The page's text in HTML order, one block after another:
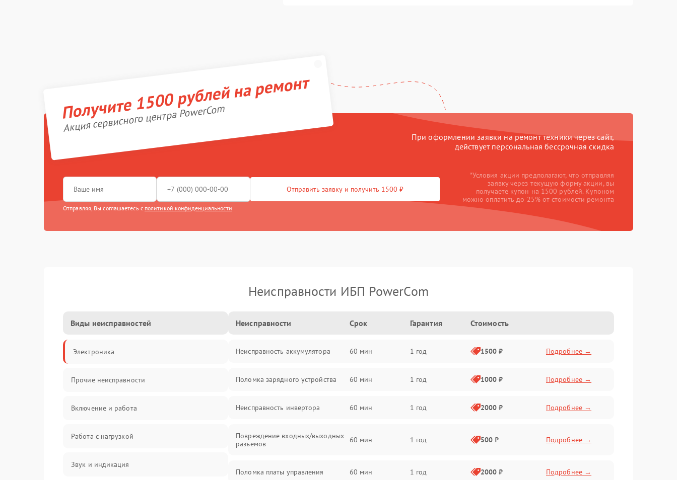
Получите 1500 рублей на ремонт
Акция сервисного центра PowerCom
При оформлении заявки на ремонт техники через сайт,
действует персональная бессрочная скидка
Отправить заявку и получить 1500 ₽
Отправляя, Вы соглашаетесь с политикой конфиденциальности
*Условия акции предполагают, что отправляя
заявку через текущую форму акции, вы
получаете купон на 1500 рублей. Купоном
можно оплатить до 25% от стоимости ремонта
Неисправности ИБП PowerCom
Виды неисправностей
Электроника
Прочие неисправности
Включение и работа
Работа с нагрузкой
Звук и индикация
Неисправности Срок Гарантия Стоимость
Неисправность аккумулятора 60 мин 1 год 1500 ₽ Подробнее →
Поломка зарядного устройства 60 мин 1 год 1000 ₽ Подробнее →
Неисправность инвертора 60 мин 1 год 2000 ₽ Подробнее →
Повреждение входных/выходных
разъемов
60 мин 1 год 500 ₽ Подробнее →
Поломка платы управления 60 мин 1 год 2000 ₽ Подробнее →